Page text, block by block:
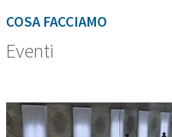
COSA FACCIAMO
Eventi